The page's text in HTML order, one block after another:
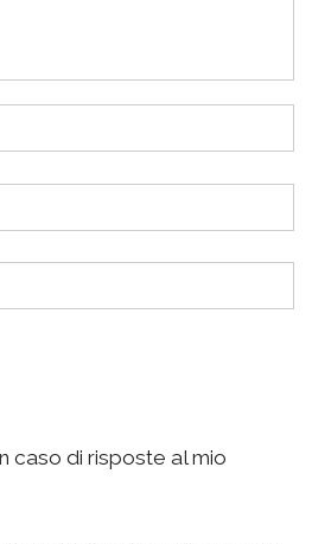
caso di risposte al mio